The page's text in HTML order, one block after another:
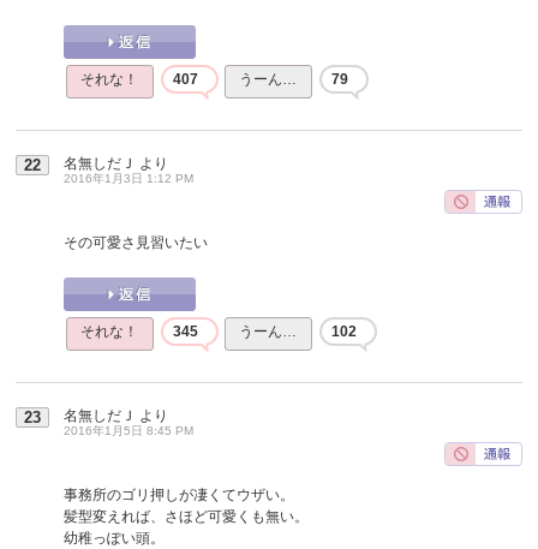
それな！ 407 うーん… 79
22 名無しだＪ より
2016年1月3日 1:12 PM
その可愛さ見習いたい
それな！ 345 うーん… 102
23 名無しだＪ より
2016年1月5日 8:45 PM
事務所のゴリ押しが凄くてウザい。
髪型変えれば、さほど可愛くも無い。
幼稚っぽい頭。